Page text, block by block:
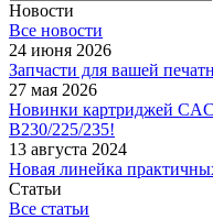
Новости
Все новости
24 июня 2026
Запчасти для вашей
27 мая 2026
Новинки картриджей
B230/225/235!
13 августа 2024
Новая линейка
Статьи
Все статьи